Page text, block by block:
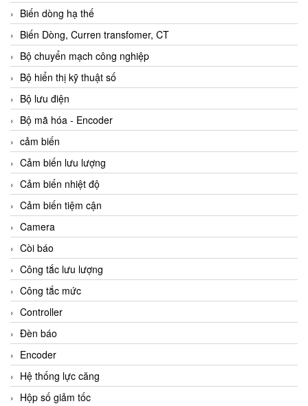
Biến dòng hạ thế
Biến Dòng, Curren transfomer, CT
Bộ chuyển mạch công nghiệp
Bộ hiển thị kỹ thuật số
Bộ lưu điện
Bộ mã hóa - Encoder
cảm biến
Cảm biến lưu lượng
Cảm biến nhiệt độ
Cảm biến tiệm cận
Camera
Còi báo
Công tắc lưu lượng
Công tắc mức
Controller
Đèn báo
Encoder
Hệ thống lực căng
Hộp số giảm tốc